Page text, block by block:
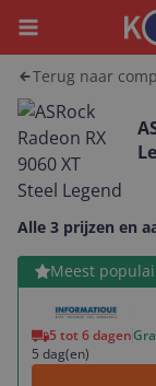
Menu
Terug naar
Alle 3 prijzen en
Meest
5 tot 6 dagen
5 dag(en)
Bekijk product